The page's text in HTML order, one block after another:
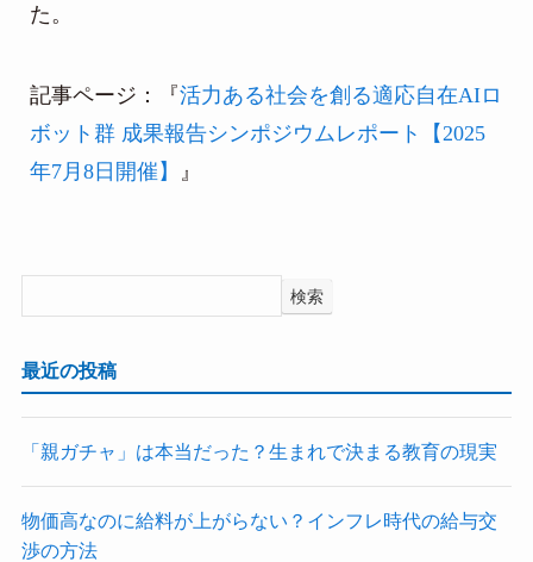
た。
記事ページ：『活力ある社会を創る適応自在AIロ
ボット群 成果報告シンポジウムレポート【2025
年7月8日開催】
』
検索
最近の投稿
「親ガチャ」は本当だった？生まれで決まる教育の現実
物価高なのに給料が上がらない？インフレ時代の給与交
渉の方法